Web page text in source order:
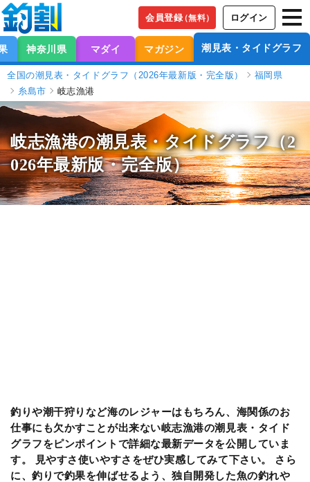
会員登録（無料） ログイン
神奈川県 マダイ マガジン 潮見表・タイドグラフ
全国の潮見表・タイドグラフ（2026年最新版・完全版）
福岡県
糸島市
岐志漁港
岐志漁港の潮見表・タイドグラフ（2
026年最新版・完全版）
釣りや潮干狩りなど海のレジャーはもちろん、海関係のお
仕事にも欠かすことが出来ない岐志漁港の潮見表・タイド
グラフをピンポイントで詳細な最新データを公開していま
す。 見やすさ使いやすさをぜひ実感してみて下さい。 さら
に、釣りで釣果を伸ばせるよう、独自開発した魚の釣れや